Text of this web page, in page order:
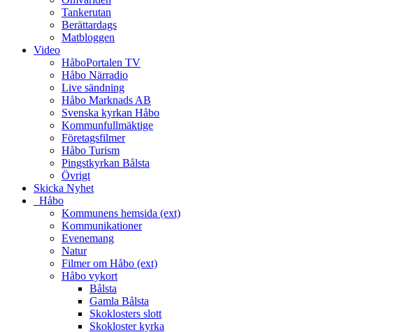
Tankerutan
Berättardags
Matbloggen
Video
HåboPortalen TV
Håbo Närradio
Live sändning
Håbo Marknads AB
Svenska kyrkan Håbo
Kommunfullmäktige
Företagsfilmer
Håbo Turism
Pingstkyrkan Bålsta
Övrigt
Skicka Nyhet
_Håbo
Kommunens hemsida (ext)
Kommunikationer
Evenemang
Natur
Filmer om Håbo (ext)
Håbo vykort
Bålsta
Gamla Bålsta
Skoklosters slott
Skokloster kyrka